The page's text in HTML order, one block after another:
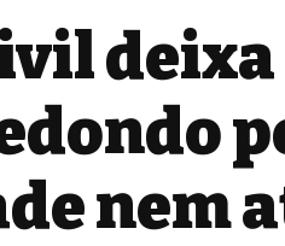
nem